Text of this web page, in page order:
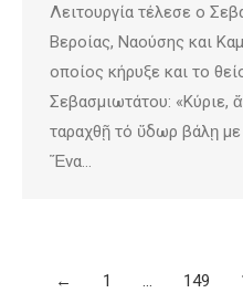
Λειτουργία τέλεσε ο
Βεροίας, Ναούσης και
οποίος κήρυξε και το
Σεβασμιωτάτου: «Κύριε,
ταραχθῇ τό ὕδωρ βάλῃ με
Ἕνα…
← 1 … 149